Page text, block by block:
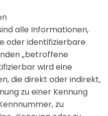
alle Informationen,
oder identifizierbare
„betroffene
wird eine
die direkt oder indirekt,
zu einer Kennung
zu